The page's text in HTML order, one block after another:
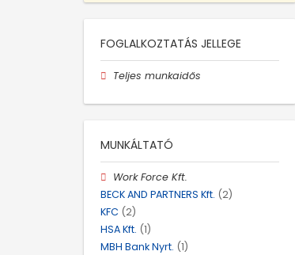
FOGLALKOZTATÁS JELLEGE
Teljes munkaidős
MUNKÁLTATÓ
Work Force Kft.
BECK AND PARTNERS Kft. (2)
KFC (2)
HSA Kft. (1)
MBH Bank Nyrt. (1)